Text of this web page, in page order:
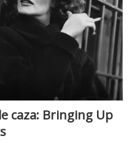
caza: Bringing Up